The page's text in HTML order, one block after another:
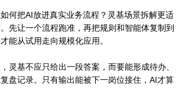
何把AI放进真实业务流程？灵基场景拆解更适
先让一个流程跑准，再把规则和智能体复制到
能从试用走向规模化应用。
灵基不应只给出一段答案，而要能形成待办、
盘记录。只有输出能被下一岗位接住，AI才算